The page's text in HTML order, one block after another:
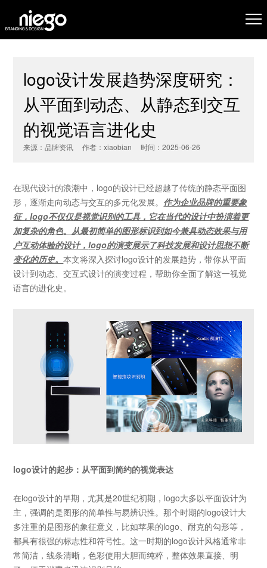
logo设计发展趋势深度研究：
从平面到动态、从静态到交互
的视觉语言进化史
来源：品牌资讯 作者：xiaobian 时间：2025-06-26
在现代设计的浪潮中， logo的设计已经超越了传统的静态平面图
形，逐渐走向动态与交互的多元化发展。 作为企业品牌的重要象
征，logo不仅仅是视觉识别的工具，它在当代的设计中扮演着更
加复杂的角色。从最初简单的图形标识到如今兼具动态效果与用
户互动体验的设计，logo的演变展示了科技发展和设计思想不断
变化的历史。本文将深入探讨logo设计的发展趋势，带你从平面
设计到动态、交互式设计的演变过程，帮助你全面了解这一视觉
语言的进化史。
logo设计的起步：从平面到简约的视觉表达
在logo设计的早期，尤其是20世纪初期， logo大多以平面设计为
主，强调的是图形的简单性与易辨识性。那个时期的logo设计大
多注重的是图形的象征意义，比如苹果的logo、耐克的勾形等，
都具有很强的标志性和符号性。这一时期的logo设计风格通常非
常简洁，线条清晰，色彩使用大胆而纯粹，整体效果直接、明